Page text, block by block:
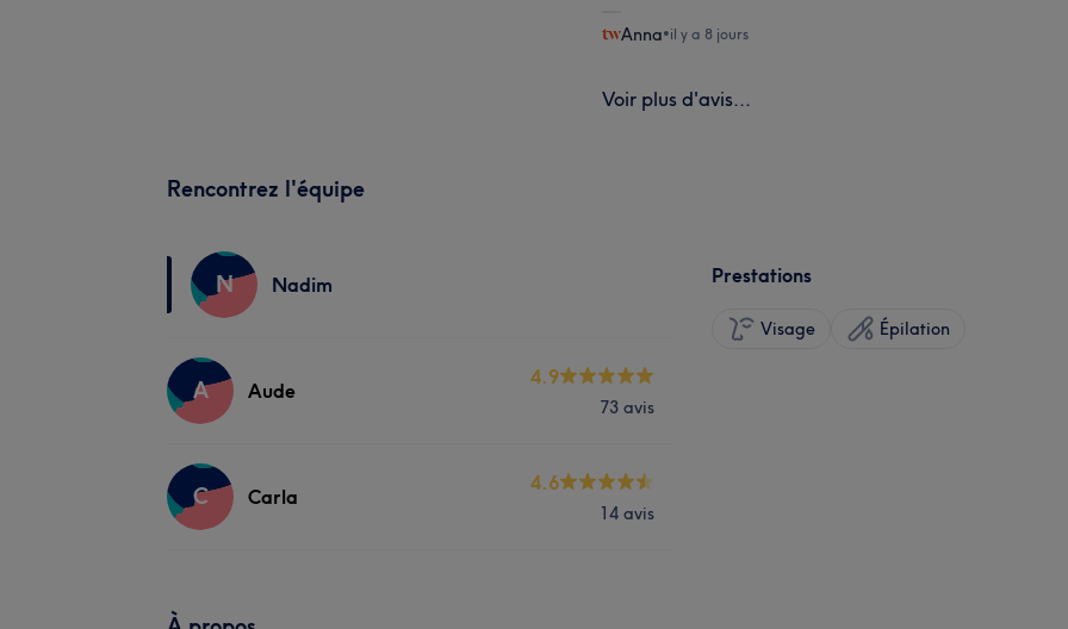
Anna•il y a 8 jours
Voir plus d'avis...
Rencontrez l'équipe
N Nadim
A Aude
4.9
73 avis
C Carla
4.6
14 avis
Prestations
Visage Épilation